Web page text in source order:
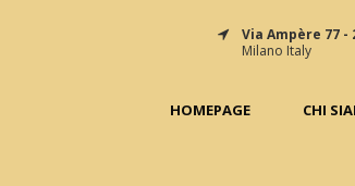
Via Ampère 77 -
Milano Italy
HOMEPAGE CHI